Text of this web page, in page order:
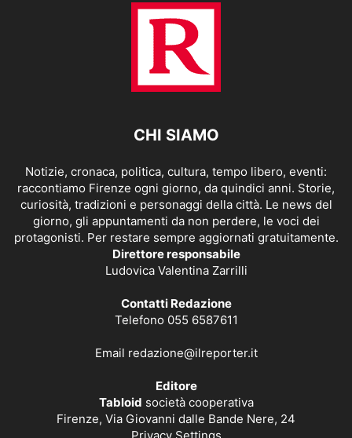
CHI SIAMO
Notizie, cronaca, politica, cultura, tempo libero, eventi:
raccontiamo Firenze ogni giorno, da quindici anni. Storie,
curiosità, tradizioni e personaggi della città. Le news del
giorno, gli appuntamenti da non perdere, le voci dei
protagonisti. Per restare sempre aggiornati gratuitamente.
Direttore responsabile
Ludovica Valentina Zarrilli
Contatti Redazione
Telefono 055 6587611
Email redazione@ilreporter.it
Editore
Tabloid società cooperativa
Firenze, Via Giovanni dalle Bande Nere, 24